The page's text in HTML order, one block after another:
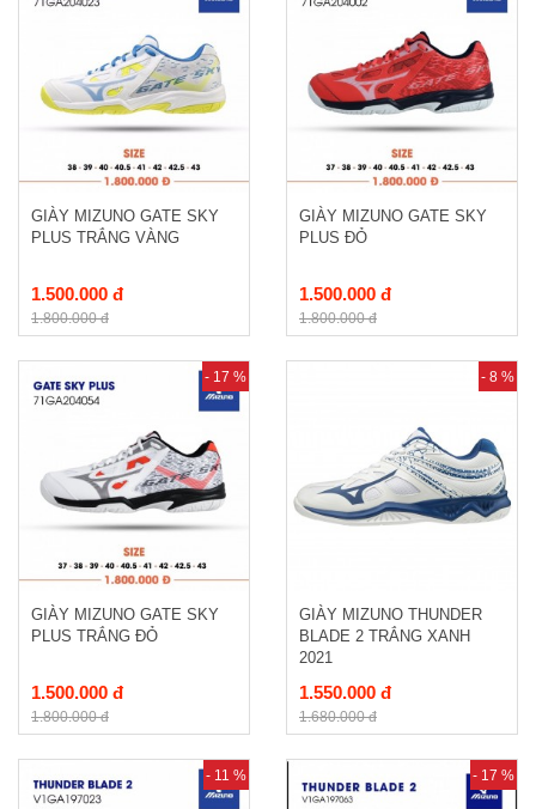
GIÀY MIZUNO GATE SKY
PLUS TRẮNG VÀNG
1.500.000 đ
1.800.000 đ
GIÀY MIZUNO GATE SKY
PLUS ĐỎ
1.500.000 đ
1.800.000 đ
- 17 %
GIÀY MIZUNO GATE SKY
PLUS TRẮNG ĐỎ
1.500.000 đ
1.800.000 đ
- 8 %
GIÀY MIZUNO THUNDER
BLADE 2 TRẮNG XANH
2021
1.550.000 đ
1.680.000 đ
- 11 % - 17 %